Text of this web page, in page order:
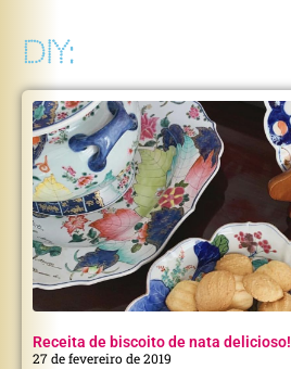
DIY:
Receita de biscoito de nata delicioso!
27 de fevereiro de 2019